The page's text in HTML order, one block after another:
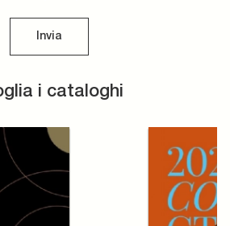
i cataloghi
Invia